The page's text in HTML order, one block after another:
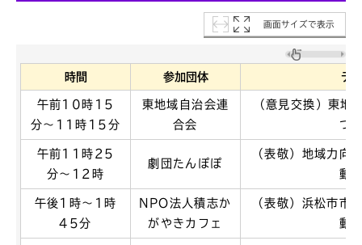
画面サイズで表示
時間 参加団体 テ
午前10時15
分〜11時15分
東地域自治会連
合会
（意見交換）東地
つ
午前11時25
分〜12時
劇団たんぽぽ
（表敬）地域力向
動
午後1時〜1時
45分
NPO法人積志か
がやきカフェ
（表敬）浜松市市
動